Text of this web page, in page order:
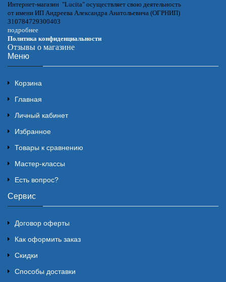
Интернет-магазин "Lucita" осуществляет свою деятельность
от имени ИП Андреева Александра Анатольевича (ОГРНИП)
310784729300403
подробнее
Политика конфиденциальности
Отзывы о магазине
Меню
Корзина
Главная
Личный кабинет
Избранное
Товары к сравнению
Мастер-классы
Есть вопрос?
Сервис
Договор оферты
Как оформить заказ
Скидки
Способы доставки